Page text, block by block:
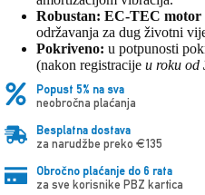
Robustan: EC-TEC motor
održavanja za dug životni
Pokriveno: u potpunosti
(nakon registracije u roku od
Popust 5% na sva
neobročna plaćanja
Besplatna dostava
za narudžbe preko €135
Obročno plaćanje do 6 rata
za sve korisnike PBZ kartica